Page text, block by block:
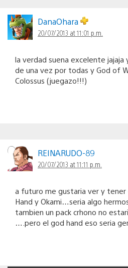
DanaOhara
20/07/2013 at 11:01 p.m.
la verdad suena excelente jajaja
de una vez por todas y God of
Colossus (juegazo!!!)
REINARUDO-89
20/07/2013 at 11:11 p.m.
a futuro me gustaria ver y tener
Hand y Okami…seria algo
tambien un pack crhono no
….pero el god hand eso seria